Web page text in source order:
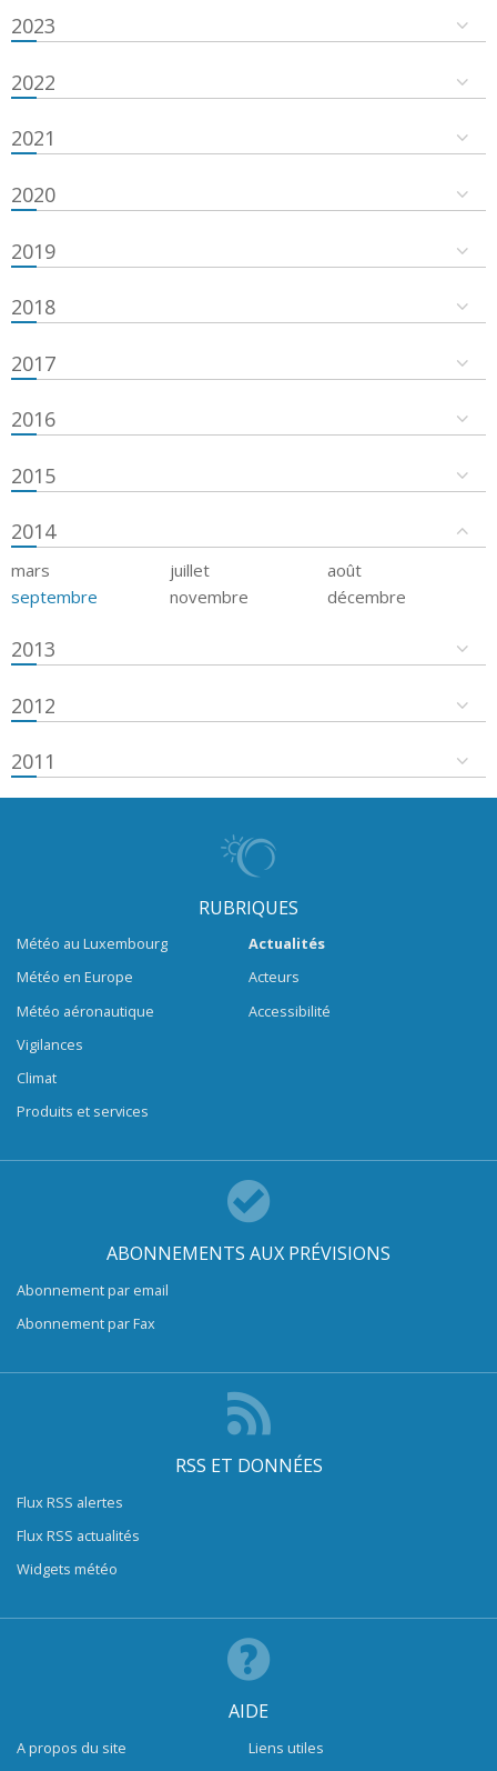
2023
2022
2021
2020
2019
2018
2017
2016
2015
2014
mars juillet
août
septembre
novembre décembre
2013
2012
2011
RUBRIQUES
Météo au Luxembourg
Météo en Europe
Météo aéronautique
Vigilances
Climat
Produits et services
Actualités
Acteurs
Accessibilité
ABONNEMENTS AUX PRÉVISIONS
Abonnement par email
Abonnement par Fax
RSS ET DONNÉES
Flux RSS alertes
Flux RSS actualités
Widgets météo
AIDE
A propos du site
Liens utiles